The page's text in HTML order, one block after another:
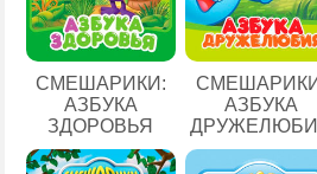
СМЕШАРИКИ:
АЗБУКА
ЗДОРОВЬЯ
АЗБУКА